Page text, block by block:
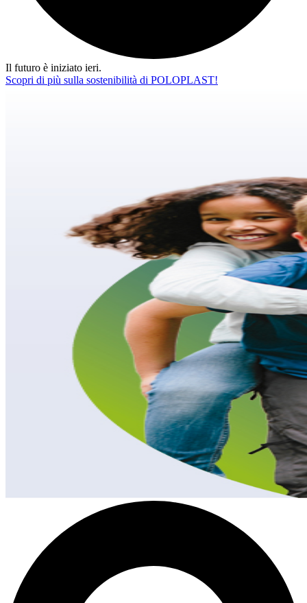
Il futuro è iniziato ieri.
Scopri di più sulla sostenibilità di POLOPLAST!